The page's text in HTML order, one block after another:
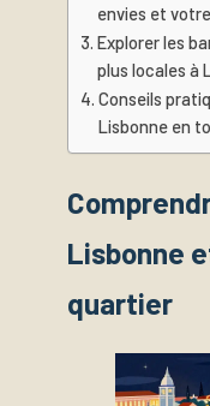
envies et
Explorer les
plus locales à
Conseils
Lisbonne en
Lisbonne
quartier